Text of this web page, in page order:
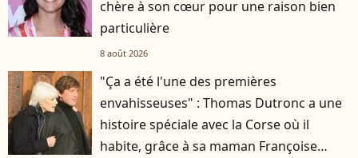
chère à son cœur pour une raison bien
particulière
8 août 2026
"Ça a été l'une des premières
envahisseuses" : Thomas Dutronc a une
histoire spéciale avec la Corse où il
habite, grâce à sa maman Françoise